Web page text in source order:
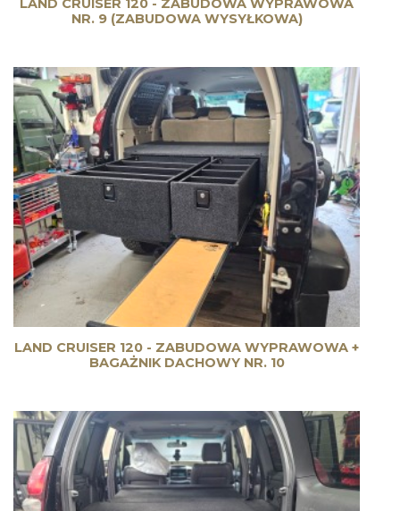
NR. 9 (ZABUDOWA WYSYŁKOWA)
LAND CRUISER 120 - ZABUDOWA WYPRAWOWA +
BAGAŻNIK DACHOWY NR. 10